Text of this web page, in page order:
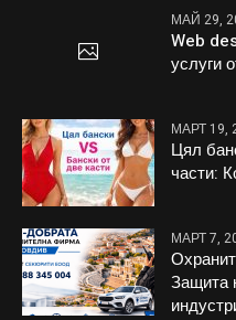
МАЙ 29,
Web
услуги
МАРТ 19,
Цял
части:
МАРТ 7,
Защита